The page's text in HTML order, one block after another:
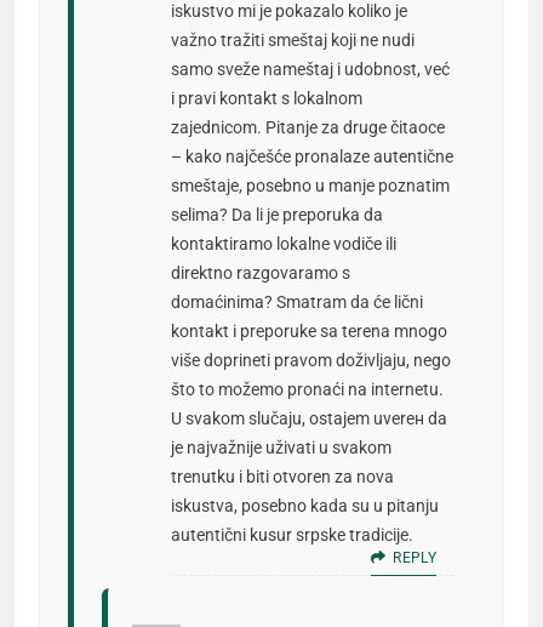
iskustvo mi je pokazalo koliko je
važno tražiti smeštaj koji ne nudi
samo sveže nameštaj i udobnost, već
i pravi kontakt s lokalnom
zajednicom. Pitanje za druge čitaoce
– kako najčešće pronalaze autentične
smeštaje, posebno u manje poznatim
selima? Da li je preporuka da
kontaktiramo lokalne vodiče ili
direktno razgovaramo s
domaćinima? Smatram da će lični
kontakt i preporuke sa terena mnogo
više doprineti pravom doživljaju, nego
što to možemo pronaći na internetu.
U svakom slučaju, ostajem uverен da
je najvažnije uživati u svakom
trenutku i biti otvoren za nova
iskustva, posebno kada su u pitanju
autentični kusur srpske tradicije.
REPLY